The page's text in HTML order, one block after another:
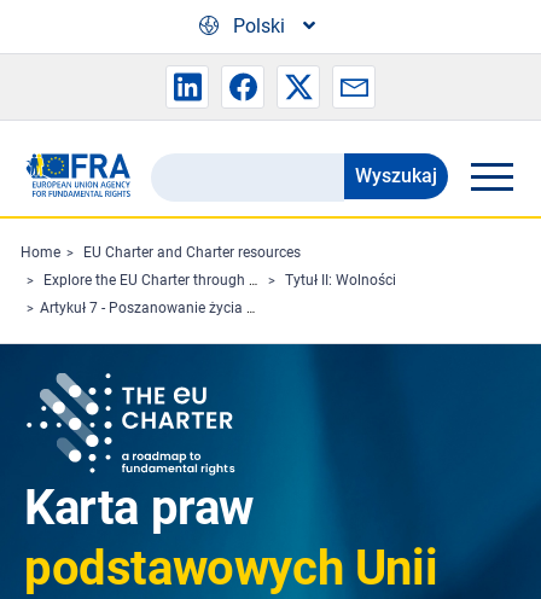
Polski
Search
the
FRA
website
Wyszukaj
Home
EU Charter and Charter resources
Explore the EU Charter through Charterpedia
Tytuł II: Wolności
Artykuł 7 - Poszanowanie życia prywatnego i rodzinnego
Karta praw
podstawowych Unii